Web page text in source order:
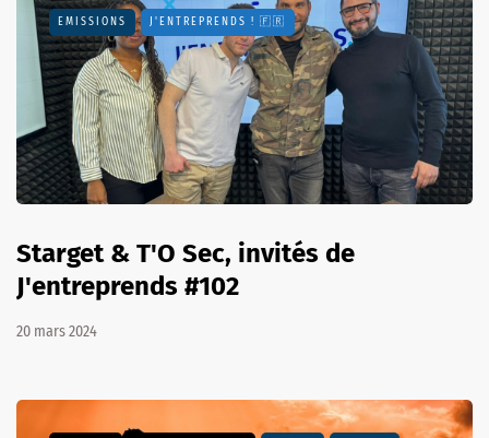
EMISSIONS J'ENTREPRENDS ! 🇫🇷
Starget & T'O Sec, invités de
J'entreprends #102
20 mars 2024